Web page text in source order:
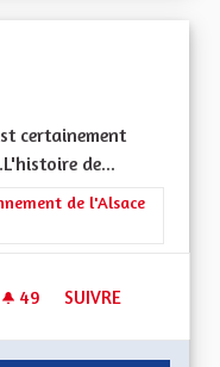
certainement
de...
La Culture, l'Education et
de l'Alsace
49 49 ABONNÉS
SUIVRE